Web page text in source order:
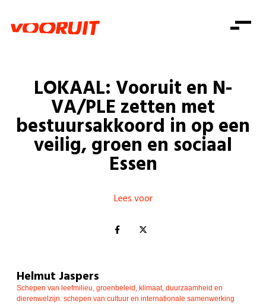
Zorg
Gelijke kansen
Welzijn
Consumentenbescherming
Pensioenen
Onze mensen
Standpunten
Vacatures
Doe mee
Doe mee
Word lid
Mis niets
Shop
Login
Login
Doe mee
LOKAAL: Vooruit en N-
VA/PLE zetten met
bestuursakkoord in op een
veilig, groen en sociaal
Essen
Lees voor
Helmut Jaspers
Schepen van leefmilieu, groenbeleid, klimaat, duurzaamheid en
dierenwelzijn. schepen van cultuur en internationale samenwerking